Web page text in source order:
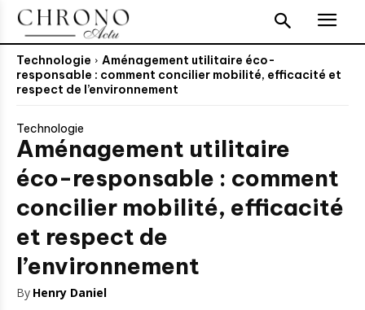
Technologie
Aménagement utilitaire éco-
responsable : comment concilier mobilité, efficacité et
respect de l’environnement
Technologie
Aménagement utilitaire
éco-responsable : comment
concilier mobilité, efficacité
et respect de
l’environnement
By Henry Daniel